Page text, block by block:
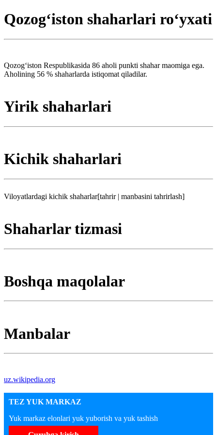
Qozogʻiston shaharlari roʻyxati
Qozogʻiston Respublikasida 86 aholi punkti shahar maomiga ega.
Aholining 56 % shaharlarda istiqomat qiladilar.
Yirik shaharlari
Kichik shaharlari
Viloyatlardagi kichik shaharlar[tahrir | manbasini tahrirlash]
Shaharlar tizmasi
Boshqa maqolalar
Manbalar
uz.wikipedia.org
TEZ YUK MARKAZ
Yuk markaz elonlari yuk yuborish va yuk tashish